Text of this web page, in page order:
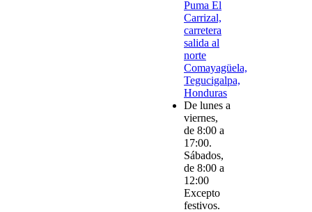
Puma El
Carrizal,
carretera
salida al
norte
Comayagüela,
Tegucigalpa,
Honduras
De lunes a
viernes,
de 8:00 a
17:00.
Sábados,
de 8:00 a
12:00
Excepto
festivos.